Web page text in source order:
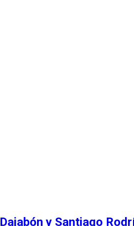
y Santiago